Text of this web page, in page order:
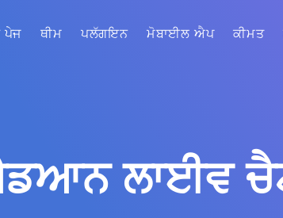
ਪੇਜ ਥੀਮ ਪਲੱਗਇਨ ਮੋਬਾਈਲ ਐਪ ਕੀਮਤ
ਲਾਈਵ